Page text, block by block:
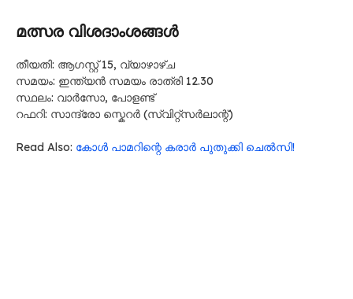
മത്സര വിശദാംശങ്ങൾ
തീയതി: ആഗസ്റ്റ് 15, വ്യാഴാഴ്‌ച
സമയം: ഇന്ത്യൻ സമയം രാത്രി 12.30
സ്ഥലം: വാർസോ, പോളണ്ട്
റഫറി: സാന്ദ്രോ സ്കെറർ (സ്വിറ്റ്സർലാന്റ്)
Read Also: കോൾ പാമറിന്റെ കരാർ പുതുക്കി ചെൽസി!